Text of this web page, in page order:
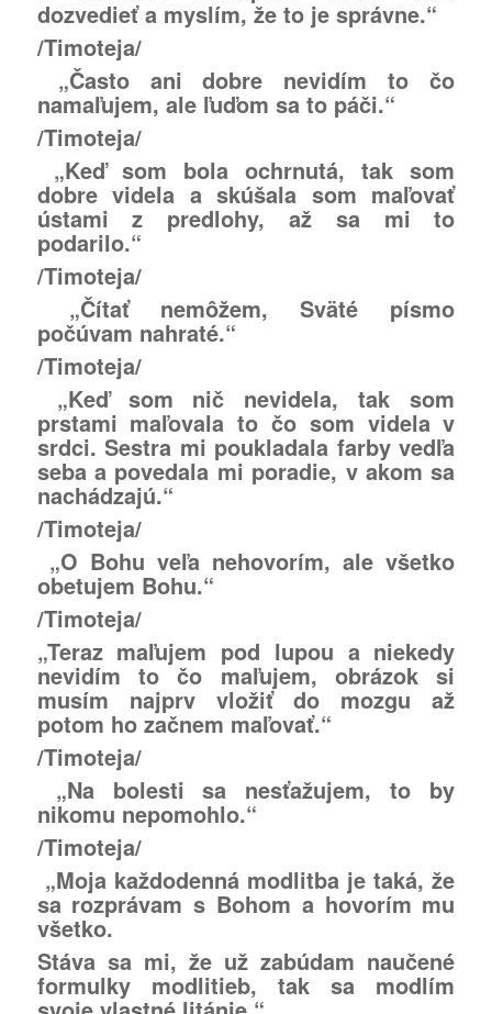
dozvedieť a myslím, že to je správne.“
/Timoteja/
„Často ani dobre nevidím to čo
namaľujem, ale ľuďom sa to páči.“
/Timoteja/
„Keď som bola ochrnutá, tak som
dobre videla a skúšala som maľovať
ústami z predlohy, až sa mi to
podarilo.“
/Timoteja/
„Čítať nemôžem, Sväté písmo
počúvam nahraté.“
/Timoteja/
„Keď som nič nevidela, tak som
prstami maľovala to čo som videla v
srdci. Sestra mi poukladala farby vedľa
seba a povedala mi poradie, v akom sa
nachádzajú.“
/Timoteja/
„O Bohu veľa nehovorím, ale všetko
obetujem Bohu.“
/Timoteja/
„Teraz maľujem pod lupou a niekedy
nevidím to čo maľujem, obrázok si
musím najprv vložiť do mozgu až
potom ho začnem maľovať.“
/Timoteja/
„Na bolesti sa nesťažujem, to by
nikomu nepomohlo.“
/Timoteja/
„Moja každodenná modlitba je taká, že
sa rozprávam s Bohom a hovorím mu
všetko.
Stáva sa mi, že už zabúdam naučené
formulky modlitieb, tak sa modlím